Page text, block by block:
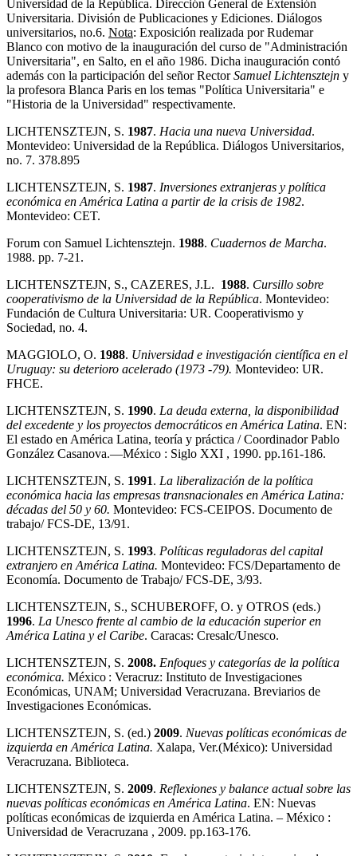
Universidad de la República. Dirección General de Extensión
Universitaria. División de Publicaciones y Ediciones. Diálogos
universitarios, no.6. Nota: Exposición realizada por Rudemar
Blanco con motivo de la inauguración del curso de "Administración
Universitaria", en Salto, en el año 1986. Dicha inauguración contó
además con la participación del señor RectorSamuel Lichtensztejn y
la profesora Blanca Paris en los temas "Política Universitaria" e
"Historia de la Universidad" respectivamente.
LICHTENSZTEJN, S. 1987. Hacia una nueva Universidad.
Montevideo: Universidad de la República. Diálogos Universitarios,
no. 7. 378.895
LICHTENSZTEJN, S. 1987. Inversiones extranjeras y política
económica en América Latina a partir de la crisis de 1982.
Montevideo: CET.
Forum con Samuel Lichtensztejn. 1988. Cuadernos de Marcha.
1988. pp. 7-21.
LICHTENSZTEJN, S., CAZERES, J.L. 1988. Cursillo sobre
cooperativismo de la Universidad de la República. Montevideo:
Fundación de Cultura Universitaria: UR. Cooperativismo y
Sociedad, no. 4.
MAGGIOLO, O. 1988. Universidad e investigación científica en el
Uruguay: su deterioro acelerado (1973 -79). Montevideo: UR.
FHCE.
LICHTENSZTEJN, S. 1990. La deuda externa, la disponibilidad
del excedente y los proyectos democráticos en América Latina. EN:
El estado en América Latina, teoría y práctica / Coordinador Pablo
González Casanova.—México : Siglo XXI , 1990. pp.161-186.
LICHTENSZTEJN, S. 1991. La liberalización de la política
económica hacia las empresas transnacionales en América Latina:
décadas del 50 y 60. Montevideo: FCS-CEIPOS. Documento de
trabajo/ FCS-DE, 13/91.
LICHTENSZTEJN, S. 1993. Políticas reguladoras del capital
extranjero en América Latina. Montevideo: FCS/Departamento de
Economía. Documento de Trabajo/ FCS-DE, 3/93.
LICHTENSZTEJN, S., SCHUBEROFF, O. y OTROS (eds.)
1996. La Unesco frente al cambio de la educación superior en
América Latina y el Caribe. Caracas: Cresalc/Unesco.
LICHTENSZTEJN, S. 2008. Enfoques y categorías de la política
económica. México : Veracruz: Instituto de Investigaciones
Económicas, UNAM; Universidad Veracruzana. Breviarios de
Investigaciones Económicas.
LICHTENSZTEJN, S. (ed.) 2009. Nuevas políticas económicas de
izquierda en América Latina. Xalapa, Ver.(México): Universidad
Veracruzana. Biblioteca.
LICHTENSZTEJN, S. 2009. Reflexiones y balance actual sobre las
nuevas políticas económicas en América Latina. EN: Nuevas
políticas económicas de izquierda en América Latina. – México :
Universidad de Veracruzana , 2009. pp.163-176.